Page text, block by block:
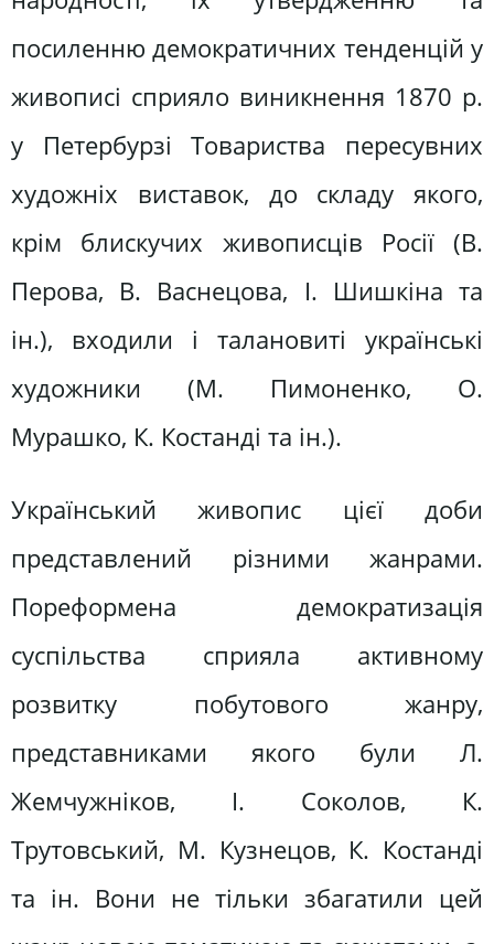
посиленню демократичних тенденцій у
живописі сприяло виникнення 1870 р.
у Петербурзі Товариства пересувних
художніх виставок, до складу якого,
крім блискучих живописців Росії (В.
Перова, В. Васнецова, І. Шишкіна та
ін.), входили і талановиті українські
художники (М. Пимоненко, О.
Мурашко, К. Костанді та ін.).
Український живопис цієї доби
представлений різними жанрами.
Пореформена демократизація
суспільства сприяла активному
розвитку побутового жанру,
представниками якого були Л.
Жемчужніков, І. Соколов, К.
Трутовський, М. Кузнецов, К. Костанді
та ін. Вони не тільки збагатили цей